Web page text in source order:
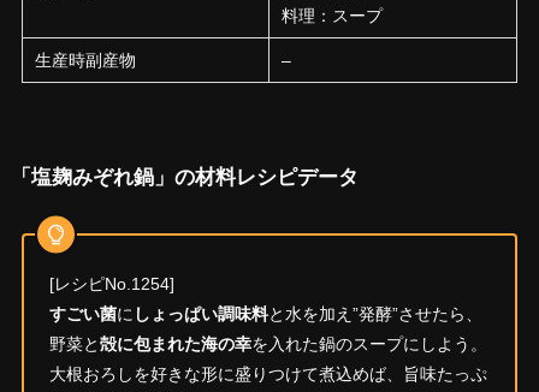
料理：スープ
生産時副産物 –
「塩麹みぞれ鍋」の材料レシピデータ
[レシピNo.1254]
すごい菌に しょっぱい調味料と水を加え”発酵”させたら、
野菜と殻に包まれた海の幸を入れた鍋のスープにしよう。
大根おろしを好きな形に盛りつけて煮込めば、旨味たっぷ